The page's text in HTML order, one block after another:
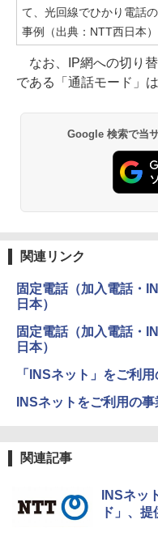
て、光回線でひかり電話
事例（出典：NTT西日本）
なお、IP網への切り
である「通話モード」
Google 検索で当
関連リンク
固定電話（加入電話・
日本）
固定電話（加入電話・
日本）
「INSネット」をご利
INSネットをご利用の
関連記事
INSネッ
ド」、